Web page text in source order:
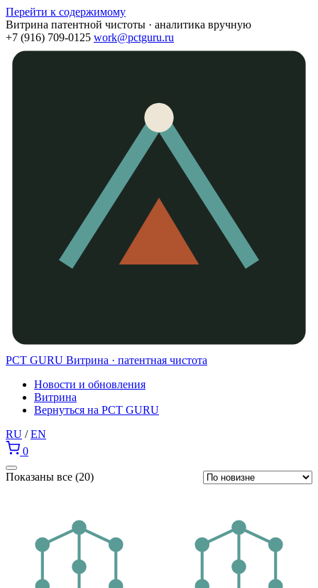
Перейти к содержимому
Витрина патентной чистоты · аналитика вручную
+7 (916) 709-0125 work@pctguru.ru
PCT GURU Витрина · патентная чистота
Новости и обновления
Витрина
Вернуться на PCT GURU
RU / EN
0
Показаны все (20)Сортировка: